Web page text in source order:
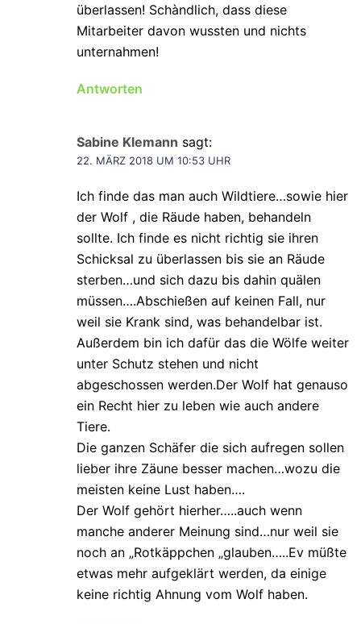
überlassen! Schàndlich, dass diese
Mitarbeiter davon wussten und nichts
unternahmen!
Antworten
Sabine Klemann sagt:
22. MÄRZ 2018 UM 10:53 UHR
Ich finde das man auch Wildtiere…sowie hier
der Wolf , die Räude haben, behandeln
sollte. Ich finde es nicht richtig sie ihren
Schicksal zu überlassen bis sie an Räude
sterben…und sich dazu bis dahin quälen
müssen….Abschießen auf keinen Fall, nur
weil sie Krank sind, was behandelbar ist.
Außerdem bin ich dafür das die Wölfe weiter
unter Schutz stehen und nicht
abgeschossen werden.Der Wolf hat genauso
ein Recht hier zu leben wie auch andere
Tiere.
Die ganzen Schäfer die sich aufregen sollen
lieber ihre Zäune besser machen…wozu die
meisten keine Lust haben….
Der Wolf gehört hierher…..auch wenn
manche anderer Meinung sind…nur weil sie
noch an „Rotkäppchen „glauben…..Ev müßte
etwas mehr aufgeklärt werden, da einige
keine richtig Ahnung vom Wolf haben.